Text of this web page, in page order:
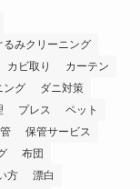
るみクリーニング
カビ取り
カーテン
ング
ダニ対策
プレス
ペット
保管サービス
布団
方
漂白